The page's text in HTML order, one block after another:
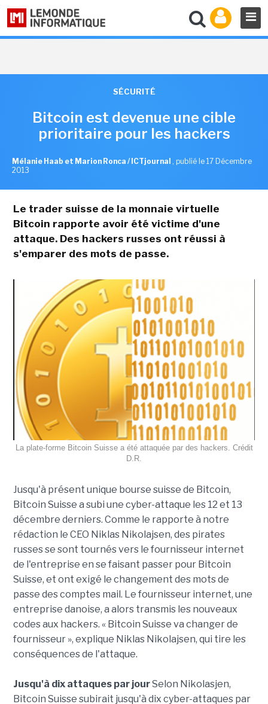
SÉCURITÉ
Bitcoin est devenue une cible
prioritaire pour les hackers
Mélanie Haab et Marion Ronca / ICTjournal , publié le 17 Décembre
2013
Le trader suisse de la monnaie virtuelle
Bitcoin rapporte avoir été victime d'une
attaque. Des hackers russes ont réussi à
s'emparer des mots de passe.
La plate-forme Bitcoin Suisse a été attaquée par des hackers. Crédit
D.R.
Jusqu'à présent unique bourse suisse de Bitcoin,
Bitcoin Suisse a subi une cyber-attaque les 12 et 13
décembre derniers. Comme le rapporte à notre
rédaction le CEO Niklas Nikolajsen, des pirates
russes se sont tournés vers le fournisseur internet
de l'entreprise en se faisant passer pour Bitcoin
Suisse, et ont exigé le changement des mots de
passe des comptes mail. Le fournisseur internet, une
entreprise danoise, a alors transmis les nouveaux
codes aux hackers. « Bitcoin Suisse va changer de
fournisseur », explique Niklas Nikolajsen, qui tire les
conséquences de l'attaque.
Jusqu'à dix attaques par jourSelon Nikolasjen,
Bitcoin Suisse subirait jusqu'à dix cyber-attaques par